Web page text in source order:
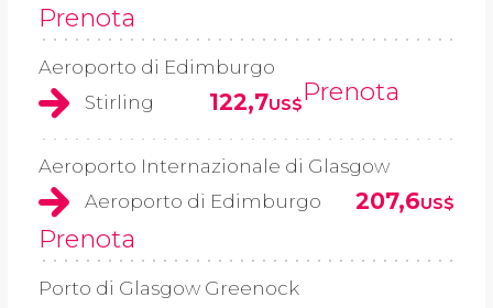
Prenota
Aeroporto di Edimburgo
Stirling
122,7US$Prenota
Aeroporto Internazionale di Glasgow
Aeroporto di Edimburgo
207,6US$
Prenota
Porto di Glasgow Greenock